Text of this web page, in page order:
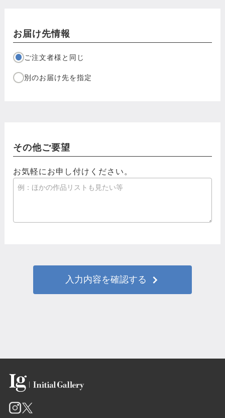
お届け先情報
ご注文者様と同じ
別のお届け先を指定
その他ご要望
お気軽にお申し付けください。